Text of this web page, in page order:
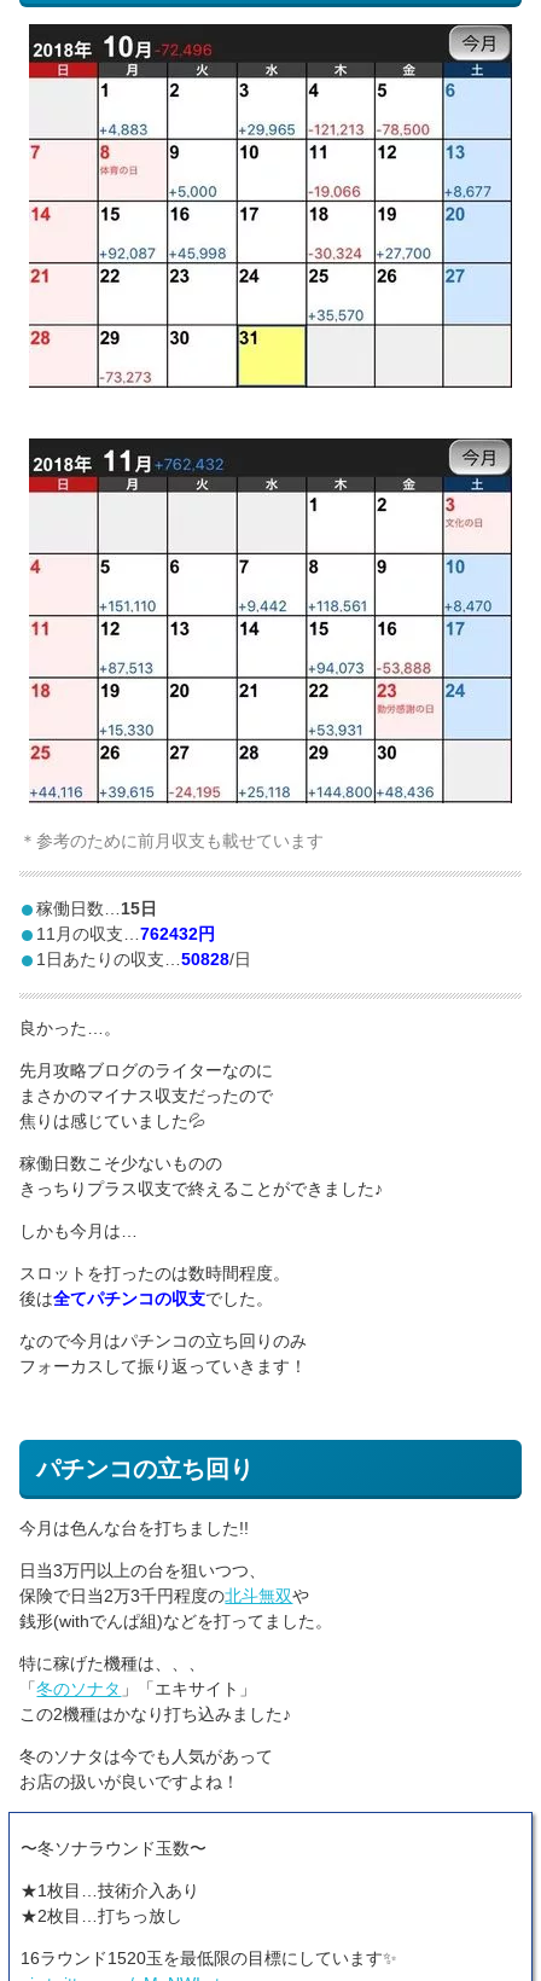
＊参考のために前月収支も載せています
稼働日数… 15日
11月の収支…762432円
1日あたりの収支…50828/日
良かった…。
先月攻略ブログのライターなのに
まさかのマイナス収支だったので
焦りは感じていました💦
稼働日数こそ少ないものの
きっちりプラス収支で終えることができました♪
しかも今月は…
スロットを打ったのは数時間程度。
後は全てパチンコの収支でした。
なので今月はパチンコの立ち回りのみ
フォーカスして振り返っていきます！
パチンコの立ち回り
今月は色んな台を打ちました!!
日当3万円以上の台を狙いつつ、
保険で日当2万3千円程度の北斗無双や
銭形(withでんぱ組)などを打ってました。
特に稼げた機種は、、、
「冬のソナタ 」「エキサイト」
この2機種はかなり打ち込みました♪
冬のソナタは今でも人気があって
お店の扱いが良いですよね！
〜冬ソナラウンド玉数〜
★1枚目…技術介入あり
★2枚目…打ちっ放し
16ラウンド1520玉を最低限の目標にしています✨